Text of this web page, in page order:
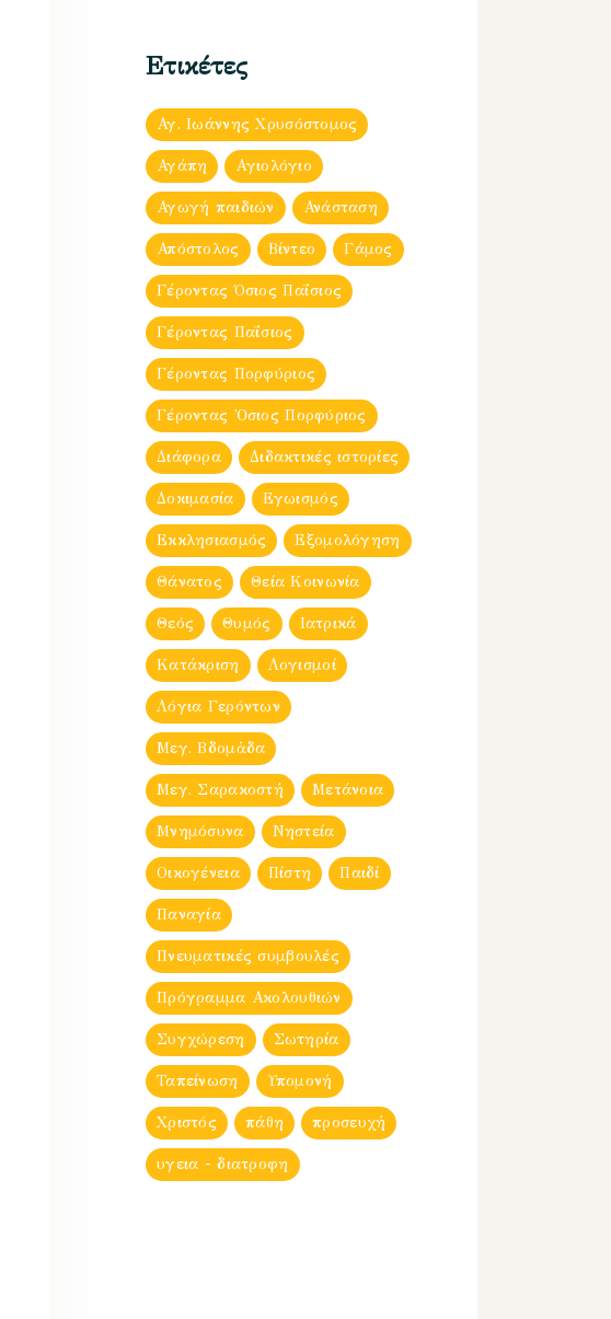
Ετικέτες
Αγ. Ιωάννης Χρυσόστομος
Αγάπη Αγιολόγιο
Αγωγή παιδιών Ανάσταση
Απόστολος Βίντεο Γάμος
Γέροντας Όσιος Παΐσιος
Γέροντας Παΐσιος
Γέροντας Πορφύριος
Γέροντας Ὀσιος Πορφύριος
Διάφορα Διδακτικές ιστορίες
Δοκιμασία Εγωισμός
Εκκλησιασμός Εξομολόγηση
Θάνατος Θεία Κοινωνία
Θεός Θυμός Ιατρικά
Κατάκριση Λογισμοί
Λόγια Γερόντων
Μεγ. Βδομἀδα
Μεγ. Σαρακοστή Μετάνοια
Μνημόσυνα Νηστεία
Οικογένεια Πίστη Παιδί
Παναγία
Πνευματικές συμβουλές
Πρόγραμμα Ακολουθιών
Συγχώρεση Σωτηρία
Ταπείνωση Υπομονή
Χριστός πάθη προσευχή
υγεια - διατροφη